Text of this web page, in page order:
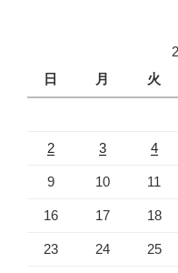
日
月 火
2 3 4
9 10 11
16 17 18
23 24 25